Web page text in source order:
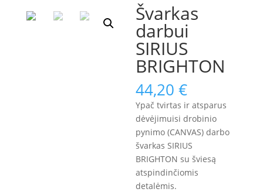
Švarkas
darbui
SIRIUS
BRIGHTON
44,20€
Ypač tvirtas ir atsparus
dėvėjimuisi drobinio
pynimo (CANVAS) darbo
švarkas SIRIUS
BRIGHTON su šviesą
atspindinčiomis
detalėmis.